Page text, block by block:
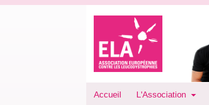
Accueil L'Association